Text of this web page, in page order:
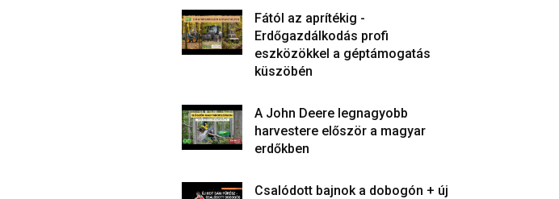
Fától az aprítékig -
Erdőgazdálkodás profi
eszközökkel a géptámogatás
küszöbén
A John Deere legnagyobb
harvestere először a magyar
erdőkben
Csalódott bajnok a dobogón + új